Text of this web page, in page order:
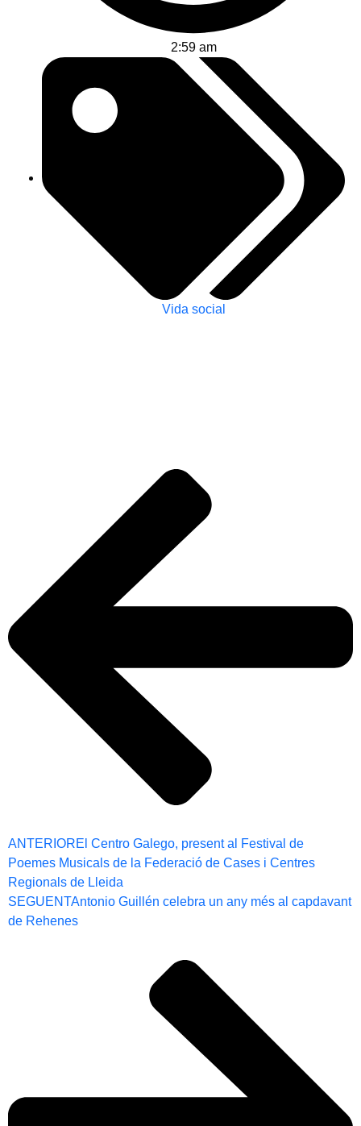
2:59 am
Vida social
ANTERIOREl Centro Galego, present al Festival de
Poemes Musicals de la Federació de Cases i Centres
Regionals de Lleida
SEGUENTAntonio Guillén celebra un any més al capdavant
de Rehenes